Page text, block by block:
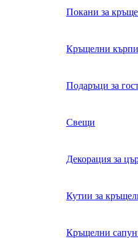
Покани за
Кръщелни
Подаръци за
Свещи
Декорация за
Кутии за
Кръщелни